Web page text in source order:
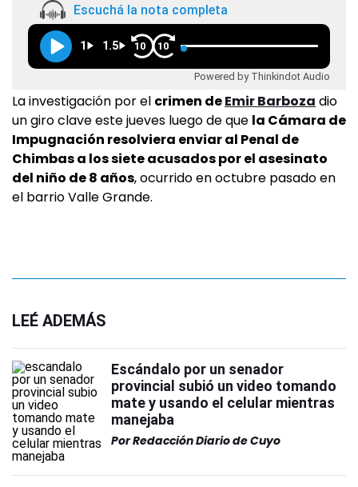
Escuchá la nota completa
1 1.5 10 10
Powered by Thinkindot Audio
La investigación por el crimen deEmir Barboza dio
un giro clave este jueves luego de que la Cámara de
Impugnación resolviera enviar al Penal de
Chimbas a los siete acusados por el asesinato
del niño de 8 años, ocurrido en octubre pasado en
el barrio Valle Grande.
LEÉ ADEMÁS
Escándalo por un senador
provincial subió un video tomando
mate y usando el celular mientras
manejaba
PorRedacción Diario de Cuyo